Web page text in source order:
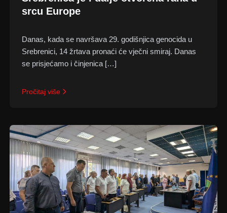
srcu Europe
Danas, kada se navršava 29. godišnjica genocida u
Srebrenici, 14 žrtava pronaći će vječni smiraj. Danas
se prisjećamo i činjenica […]
Pročitaj više